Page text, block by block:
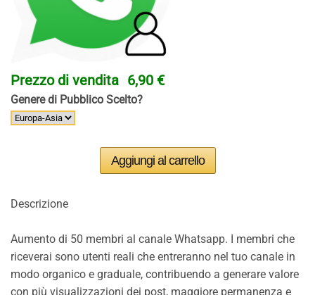
Prezzo di vendita 6,90 €
Genere di Pubblico Scelto?
Descrizione
Aumento di 50 membri al canale Whatsapp. I membri che
riceverai sono utenti reali che entreranno nel tuo canale in
modo organico e graduale, contribuendo a generare valore
con più visualizzazioni dei post, maggiore permanenza e